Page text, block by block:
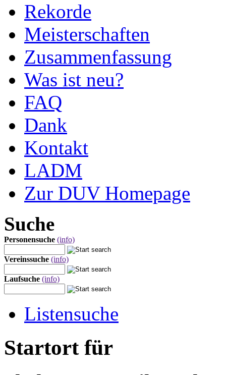
Rekorde
Meisterschaften
Zusammenfassung
Was ist neu?
FAQ
Dank
Kontakt
LADM
Zur DUV Homepage
Suche
Personensuche (info)
Vereinssuche (info)
Laufsuche (info)
Listensuche
Startort für